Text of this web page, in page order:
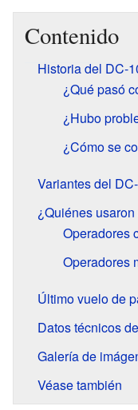
Contenido
Historia del DC-
¿Qué pasó
¿Hubo
¿Cómo se
Variantes del
¿Quiénes
Operadores
Operadores
Último vuelo de
Datos técnicos
Galería de
Véase también